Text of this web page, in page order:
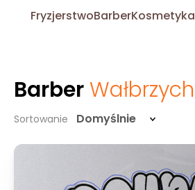
FryzjerstwoBarberKosmetyka
Barber Wałbrzych
Sortowanie Domyślnie